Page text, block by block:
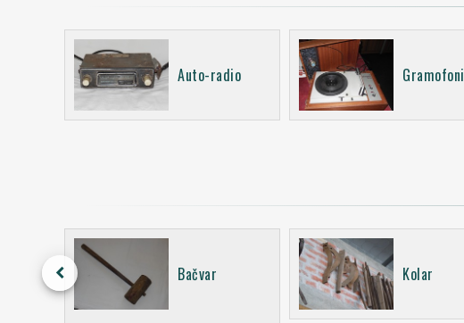
Auto-radio Gramofoni
keyboard_arrow_left Bačvar Kolar